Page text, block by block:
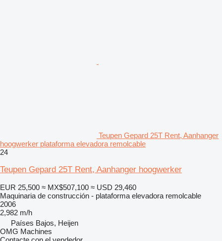
Teupen Gepard 25T Rent, Aanhanger
hoogwerker plataforma elevadora remolcable
24
Teupen Gepard 25T Rent, Aanhanger hoogwerker
EUR 25,500 ≈ MX$507,100 ≈ USD 29,460
Maquinaria de construcción - plataforma elevadora remolcable
2006
2,982 m/h
Países Bajos, Heijen
OMG Machines